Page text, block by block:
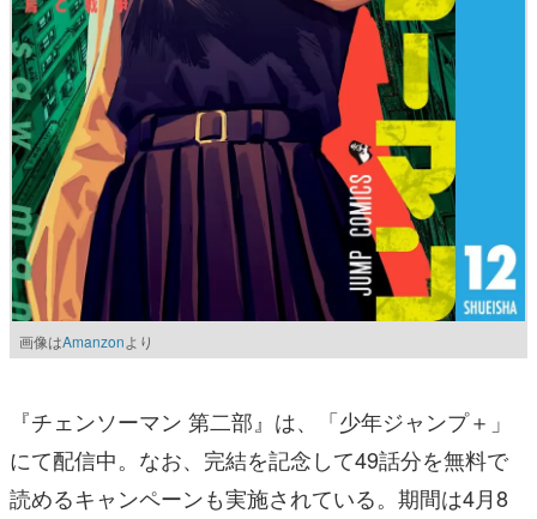
画像はAmanzonより
『チェンソーマン 第二部』は、「少年ジャンプ＋」
にて配信中。なお、完結を記念して49話分を無料で
読めるキャンペーンも実施されている。期間は4月8